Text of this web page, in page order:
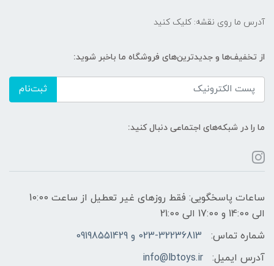
آدرس ما روی نقشه: کلیک کنید
از تخفیف‌ها و جدیدترین‌های فروشگاه ما باخبر شوید:
ثبت‌نام
ما را در شبکه‌های اجتماعی دنبال کنید:
ساعات پاسخگویی: فقط روزهای غیر تعطیل از ساعت 10:00
الی 14:00 و 17:00 الی 21:00
شماره تماس:
023-32236813 و 09198551429
آدرس ایمیل:
info@lbtoys.ir